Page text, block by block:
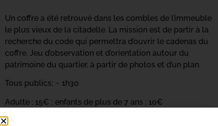
Un coffre a été retrouvé dans les combles de l’immeuble
le plus vieux de la citadelle. La mission est de partir à la
recherche du code qui permettra d’ouvrir le cadenas du
coffre. Jeu d’observation et d’orientation autour du
patrimoine du quartier, à partir de photos et d’un plan.
Tous publics; ~ 1h30
Adulte : 15€ ; enfants de plus de 7 ans : 10€
INSCRIPTION OBLIGATOIRE : 06 11 13 26 47 /